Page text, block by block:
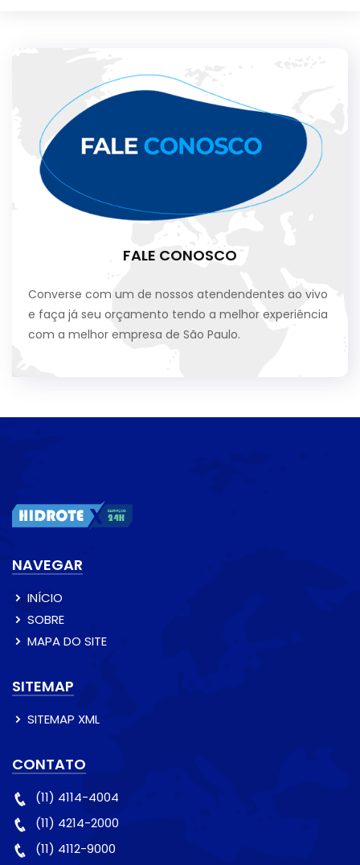
FALE CONOSCO
Converse com um de nossos atendendentes ao vivo
e faça já seu orçamento tendo a melhor experiência
com a melhor empresa de São Paulo.
NAVEGAR
INÍCIO
SOBRE
MAPA DO SITE
SITEMAP
SITEMAP XML
CONTATO
(11) 4114-4004
(11) 4214-2000
(11) 4112-9000